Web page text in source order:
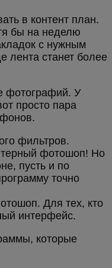
в контент план.
бы на неделю
с нужным
лента станет более
фотографий. У
просто пара
фильтров.
фотошоп! Но
пусть и по
точно
Для тех, кто
интерфейс.
которые